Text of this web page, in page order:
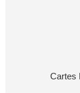
Cartes